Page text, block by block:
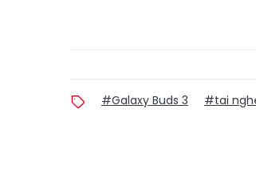
#Galaxy Buds 3 #tai